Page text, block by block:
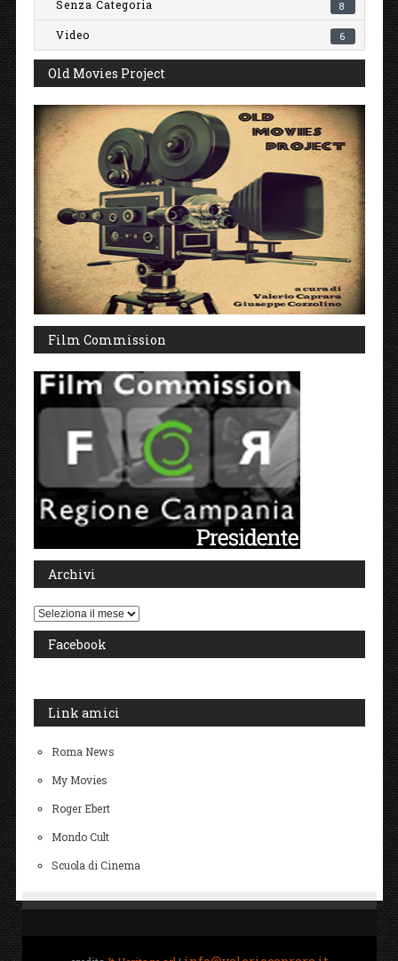
Senza Categoria 8
Video 6
Old Movies Project
Film Commission
Archivi
Archivi
Facebook
Link amici
Roma News
My Movies
Roger Ebert
Mondo Cult
Scuola di Cinema